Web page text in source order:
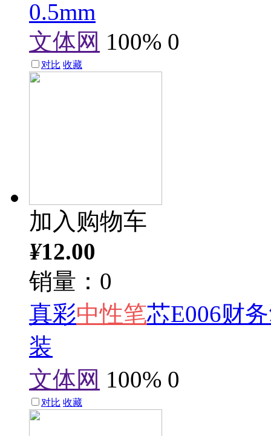
0.5mm
文体网 100% 0
对比 收藏
加入购物车
¥12.00
销量：0
真彩中性笔芯E006财
装
文体网 100% 0
对比 收藏